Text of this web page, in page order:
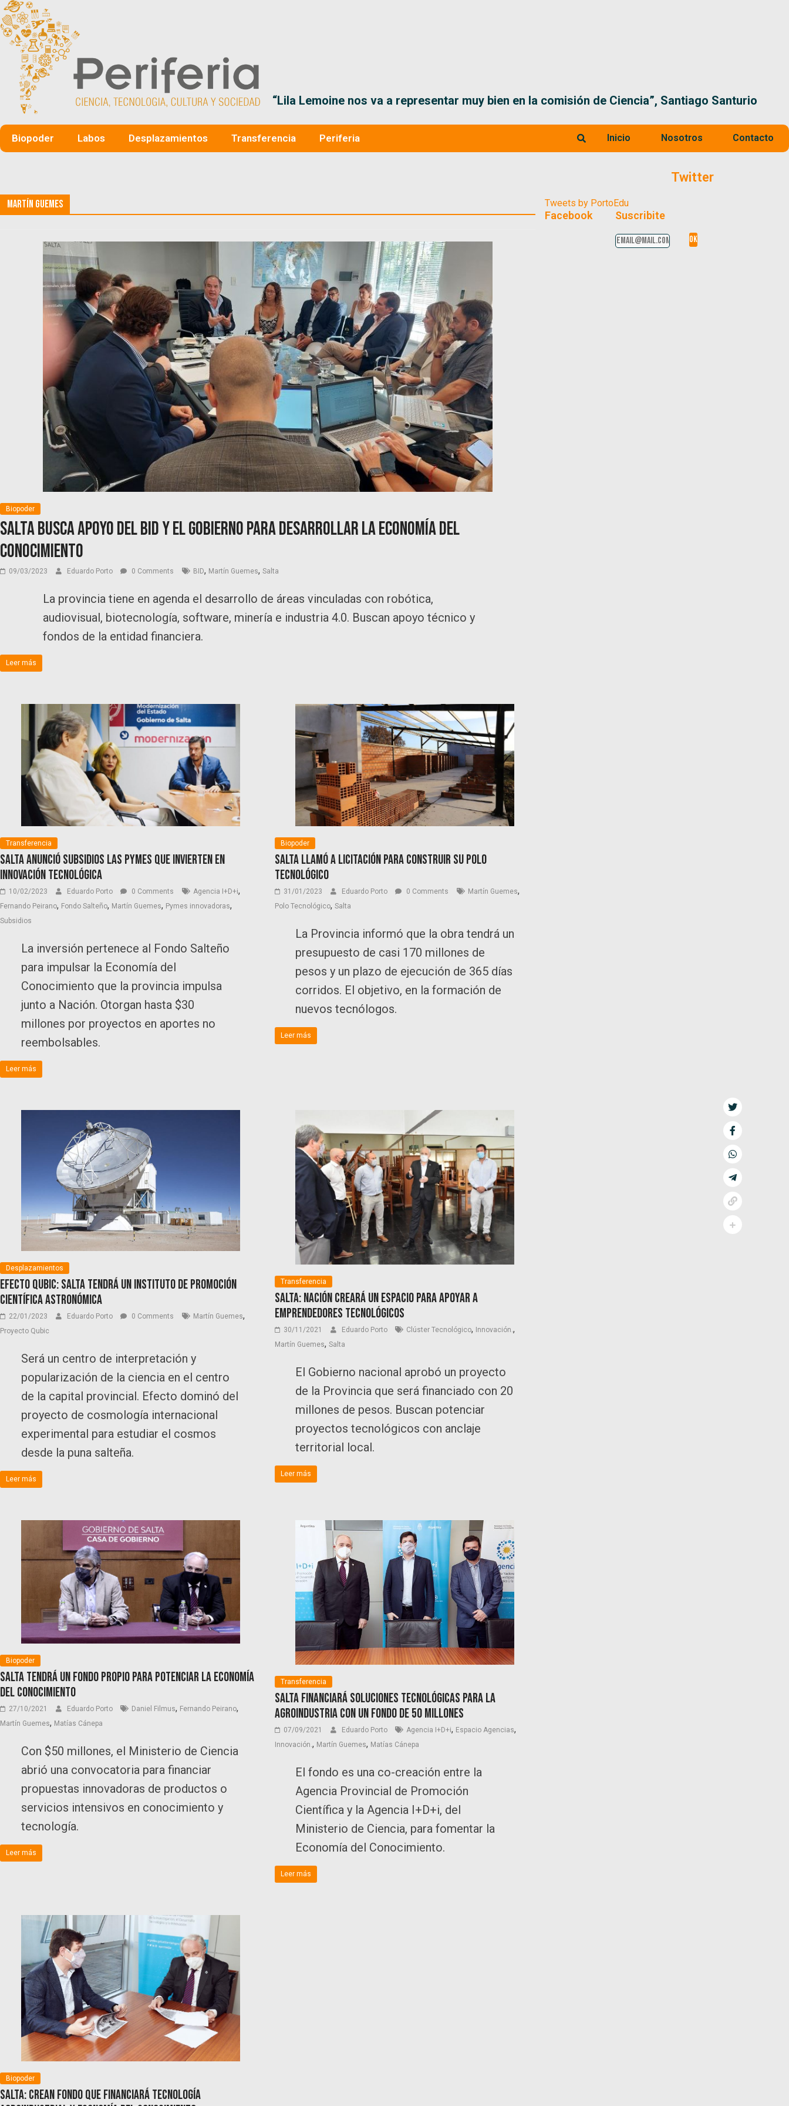
“Lila Lemoine nos va a representar muy bien en la comisión de Ciencia”, Santiago Santurio
Biopoder Labos Desplazamientos Transferencia Periferia Inicio Nosotros Contacto
Martín Guemes
Biopoder
Salta busca apoyo del BID y el Gobierno para desarrollar la Economía del
Conocimiento
09/03/2023 Eduardo Porto 0 Comments BID, Martín Guemes, Salta
La provincia tiene en agenda el desarrollo de áreas vinculadas con robótica,
audiovisual, biotecnología, software, minería e industria 4.0. Buscan apoyo técnico y
fondos de la entidad financiera.
Leer más
Transferencia
Salta anunció subsidios las PyMEs que invierten en
innovación tecnológica
10/02/2023 Eduardo Porto 0 Comments Agencia I+D+i,
Fernando Peirano, Fondo Salteño, Martín Guemes, Pymes innovadoras,
Subsidios
La inversión pertenece al Fondo Salteño
para impulsar la Economía del
Conocimiento que la provincia impulsa
junto a Nación. Otorgan hasta $30
millones por proyectos en aportes no
reembolsables.
Leer más
Biopoder
Salta llamó a licitación para construir su Polo
Tecnológico
31/01/2023 Eduardo Porto 0 Comments Martín Guemes,
Polo Tecnológico, Salta
La Provincia informó que la obra tendrá un
presupuesto de casi 170 millones de
pesos y un plazo de ejecución de 365 días
corridos. El objetivo, en la formación de
nuevos tecnólogos.
Leer más
Desplazamientos
Efecto Qubic: Salta tendrá un instituto de promoción
científica astronómica
22/01/2023 Eduardo Porto 0 Comments Martín Guemes,
Proyecto Qubic
Será un centro de interpretación y
popularización de la ciencia en el centro
de la capital provincial. Efecto dominó del
proyecto de cosmología internacional
experimental para estudiar el cosmos
desde la puna salteña.
Leer más
Transferencia
Salta: Nación creará un espacio para apoyar a
emprendedores tecnológicos
30/11/2021 Eduardo Porto Clúster Tecnológico, Innovación.,
Martín Guemes, Salta
El Gobierno nacional aprobó un proyecto
de la Provincia que será financiado con 20
millones de pesos. Buscan potenciar
proyectos tecnológicos con anclaje
territorial local.
Leer más
Biopoder
Salta tendrá un fondo propio para potenciar la Economía
del Conocimiento
27/10/2021 Eduardo Porto Daniel Filmus, Fernando Peirano,
Martín Guemes, Matías Cánepa
Con $50 millones, el Ministerio de Ciencia
abrió una convocatoria para financiar
propuestas innovadoras de productos o
servicios intensivos en conocimiento y
tecnología.
Leer más
Transferencia
Salta financiará soluciones tecnológicas para la
agroindustria con un fondo de 50 millones
07/09/2021 Eduardo Porto Agencia I+D+i, Espacio Agencias,
Innovación., Martín Guemes, Matías Cánepa
El fondo es una co-creación entre la
Agencia Provincial de Promoción
Científica y la Agencia I+D+i, del
Ministerio de Ciencia, para fomentar la
Economía del Conocimiento.
Leer más
Biopoder
Salta: crean fondo que financiará tecnología
Twitter
Tweets by PortoEdu
Facebook Suscribite